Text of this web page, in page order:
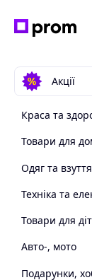
Акції
Краса та
Товари для
Одяг та взуття
Техніка та
Товари для
Авто-, мото
Подарунки,